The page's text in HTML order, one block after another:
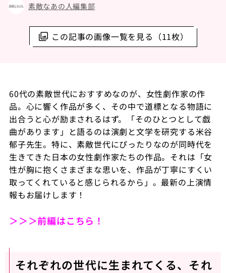
この記事の画像一覧を見る（11枚）
素敵なあの人編集部
60代の素敵世代におすすめなのが、女性劇作家の作
品。心に響く作品が多く、その中で道標となる物語に
出合うと心が励まされるはず。「そのひとつとして戯
曲があります」と語るのは演劇と文学を研究する米谷
郁子先生。特に、素敵世代にぴったりなのが同時代を
生きてきた日本の女性劇作家たちの作品。それは「女
性が胸に抱くさまざまな思いを、作品が丁寧にすくい
取ってくれていると感じられるから」。最新の上演情
報もお届けします！
＞＞＞前編はこちら！
それぞれの世代に生まれてくる、それ